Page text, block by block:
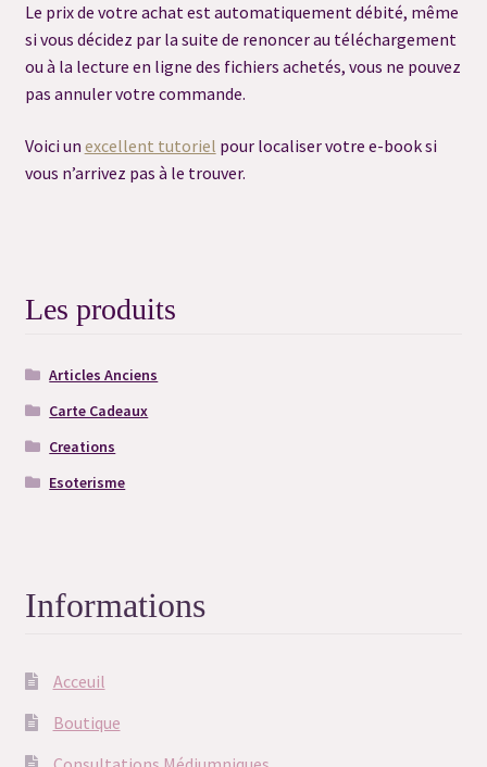
Contact
Déontologie
Merci
Merci
Merci
Merci
Mon compte
Panier
Le prix de votre achat est automatiquement débité, même
si vous décidez par la suite de renoncer au téléchargement
ou à la lecture en ligne des fichiers achetés, vous ne pouvez
pas annuler votre commande.
Voici un excellent tutoriel pour localiser votre e-book si
vous n’arrivez pas à le trouver.
Les produits
Articles Anciens
Carte Cadeaux
Creations
Esoterisme
Informations
Acceuil
Boutique